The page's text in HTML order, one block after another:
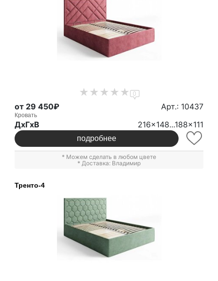
0
от 29 450₽ Арт.: 10437
Кровать
ДxГxВ 216x148...188x111
подробнее
* Можем сделать в любом цвете
* Доставка: Владимир
Тренто-4